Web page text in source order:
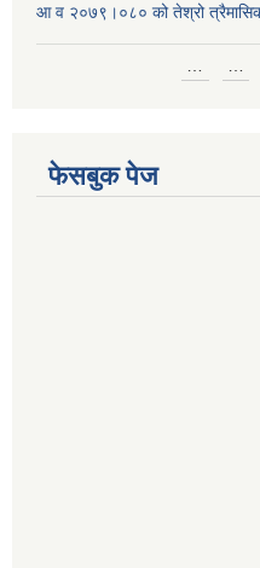
आ व २०७९।०८० को तेश्रो त्रैमासिक
फेसबुक पेज